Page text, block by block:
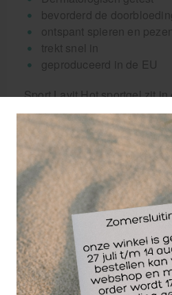
bevorderd de
ontspant spieren en pezen
trekt snel in
geproduceerd in de EU
Sport Lavit Hot sportgel zit
klikdop, zodat je de tube
nemen in de sporttas en
kunt verwennen.
Koop deze warmte gel per
bij afname van 2 tubes.
Wellicht ook